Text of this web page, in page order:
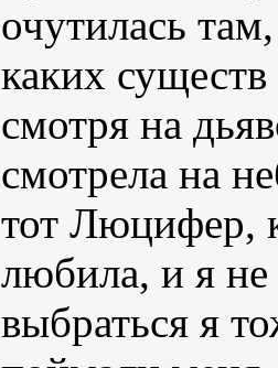
очутилась
каких
смотря на
смотрела на
тот Люцифер,
любила, и я не
выбраться я